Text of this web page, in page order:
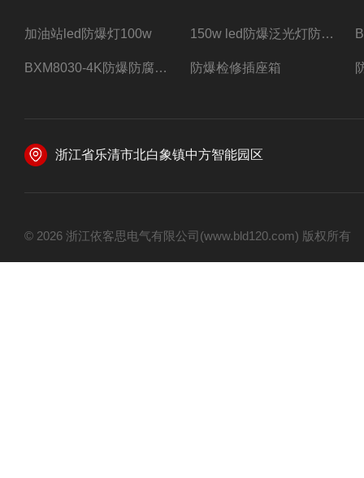
加油站led防爆灯100w 150w led防爆泛光灯防水防尘防爆三防灯
BXM8030-4K防爆防腐照明配电箱四路带总开关 防爆检修插座箱
浙江省乐清市北白象镇中方智能园区
© 2026 浙江依客思电气有限公司(www.bld120.com) 版权所有